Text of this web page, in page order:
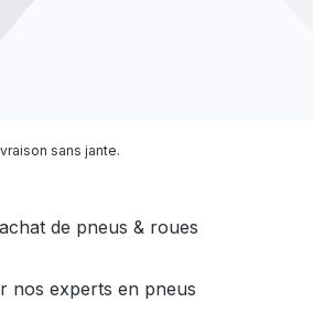
sans jante.
de pneus & roues
nos experts en pneus